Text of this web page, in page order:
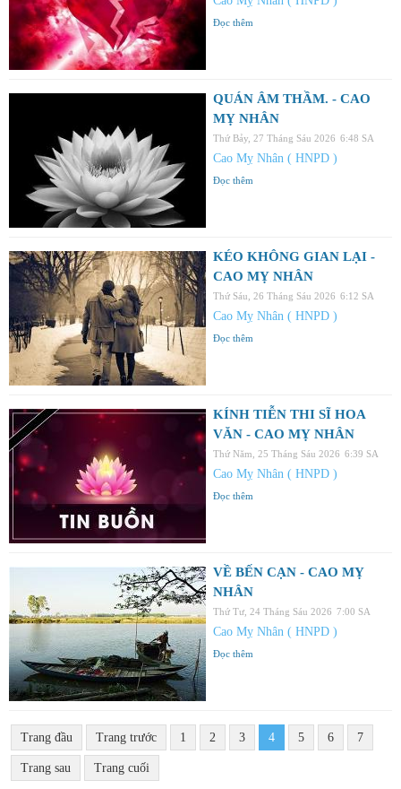
Đọc thêm
QUÁN ÂM THẦM. - CAO
MỴ NHÂN
Thứ Bảy, 27 Tháng Sáu 2026 6:48 SA
Cao Mỵ Nhân ( HNPD )
Đọc thêm
KÉO KHÔNG GIAN LẠI -
CAO MỴ NHÂN
Thứ Sáu, 26 Tháng Sáu 2026 6:12 SA
Cao Mỵ Nhân ( HNPD )
Đọc thêm
KÍNH TIỄN THI SĨ HOA
VĂN - CAO MỴ NHÂN
Thứ Năm, 25 Tháng Sáu 2026 6:39 SA
Cao Mỵ Nhân ( HNPD )
Đọc thêm
VỀ BẾN CẠN - CAO MỴ
NHÂN
Thứ Tư, 24 Tháng Sáu 2026 7:00 SA
Cao Mỵ Nhân ( HNPD )
Đọc thêm
Trang đầu Trang trước 1 2 3 4 5 6 7
Trang sau Trang cuối